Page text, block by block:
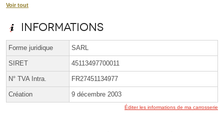
Voir tout
Informations
Forme juridique SARL
SIRET 45113497700011
N° TVA Intra. FR27451134977
Création 9 décembre 2003
Éditer les informations de ma carrosserie